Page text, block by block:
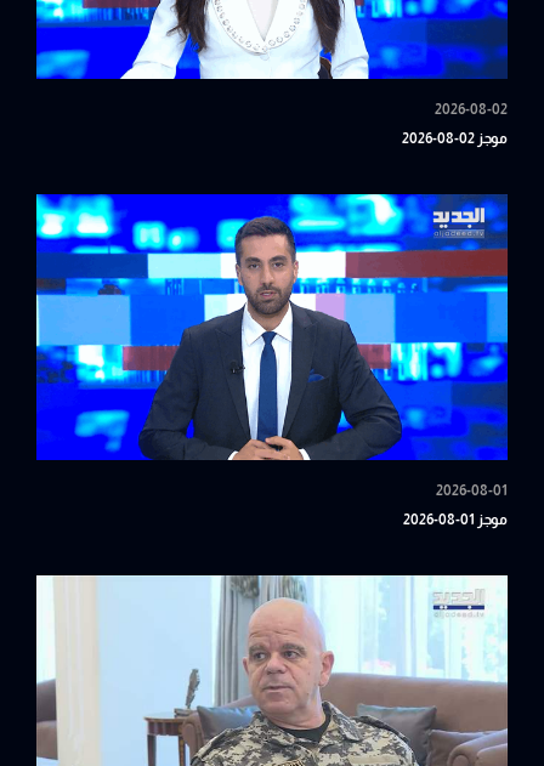
2026-08-02
موجز 02-08-2026
2026-08-01
موجز 01-08-2026